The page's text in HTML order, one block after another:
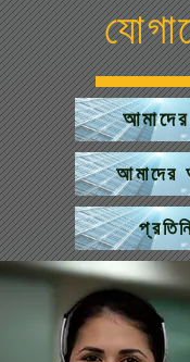
আমাদের